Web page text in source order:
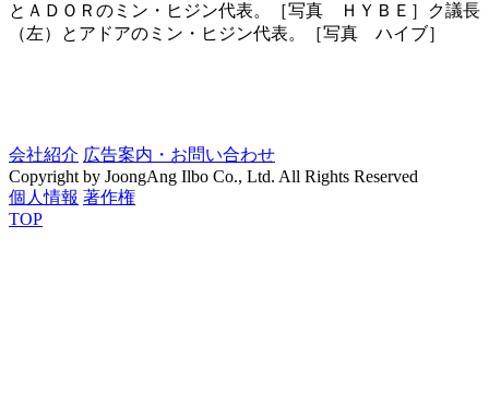
とＡＤＯＲのミン・ヒジン代表。［写真 ＨＹＢＥ］ク議長
（左）とアドアのミン・ヒジン代表。［写真 ハイブ］
会社紹介 広告案内・お問い合わせ
Copyright by JoongAng Ilbo Co., Ltd. All Rights Reserved
個人情報 著作権
TOP